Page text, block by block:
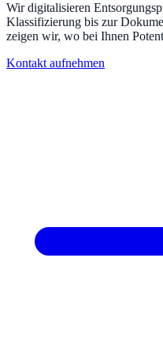
Wir digitalisieren
Klassifizierung bis zur
zeigen wir, wo bei Ihnen
Kontakt aufnehmen